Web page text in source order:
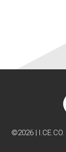
©2026 | I.CE.CO.